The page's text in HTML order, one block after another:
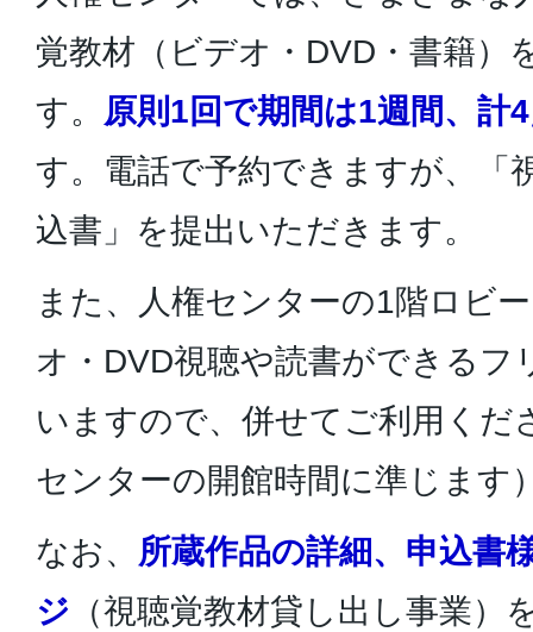
覚教材（ビデオ・DVD・書籍）
す。 原則1回で期間は1週間、計
す。電話で予約できますが、「
込書」を提出いただきます。
また、人権センターの1階ロビ
オ・DVD視聴や読書ができるフ
いますので、併せてご利用くだ
センターの開館時間に準じます
なお、 所蔵作品の詳細、申込書
ジ （視聴覚教材貸し出し事業）